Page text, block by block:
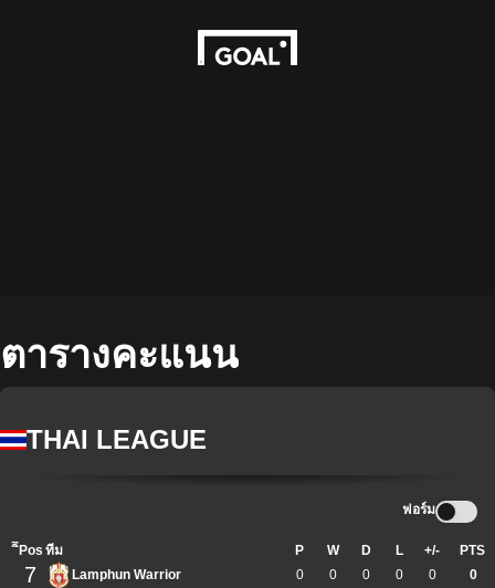
ตารางคะแนน
THAI LEAGUE
ฟอร์ม
ิีPos ทีม P W D L +/- PTS
7 Lamphun Warrior 0 0 0 0 0 0